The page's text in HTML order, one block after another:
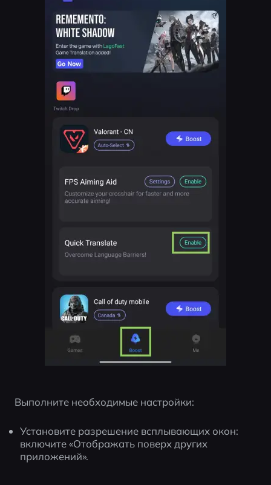
Выполните необходимые настройки:
Установите разрешение всплывающих окон:
включите «Отображать поверх других
приложений».